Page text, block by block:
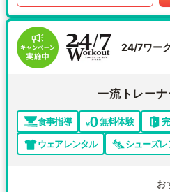
24/7ワー
一流トレー
食事指導 無料体験
ウェアレンタル
シューズ
お